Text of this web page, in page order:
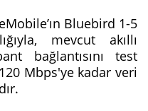
Bluebird 1-5
mevcut akıllı
bağlantısını test
Mbps'ye kadar veri